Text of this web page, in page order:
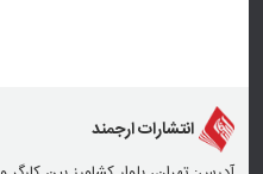
انتشارات ارجمند